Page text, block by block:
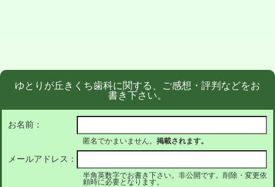
ゆとりが丘きくち歯科に関する、ご感想・評判などをお
書き下さい。
お名前：
匿名でかまいません。 掲載されます。
メールアドレス：
半角英数字でお書き下さい。非公開です。削除・変更依
頼時に必要となります。